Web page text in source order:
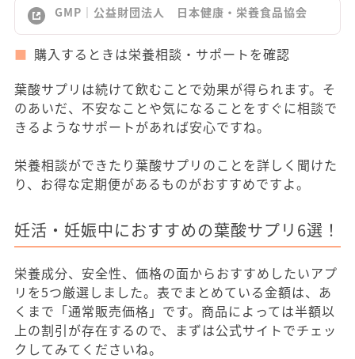
GMP｜公益財団法人 日本健康・栄養食品協会
購入するときは栄養相談・サポートを確認
葉酸サプリは続けて飲むことで効果が得られます。そ
のあいだ、不安なことや気になることをすぐに相談で
きるようなサポートがあれば安心ですね。
栄養相談ができたり葉酸サプリのことを詳しく聞けた
り、お得な定期便があるものがおすすめですよ。
妊活・妊娠中におすすめの葉酸サプリ6選！
栄養成分、安全性、価格の面からおすすめしたいアプ
リを5つ厳選しました。表でまとめている金額は、あ
くまで「通常販売価格」です。商品によっては半額以
上の割引が存在するので、まずは公式サイトでチェッ
クしてみてくださいね。